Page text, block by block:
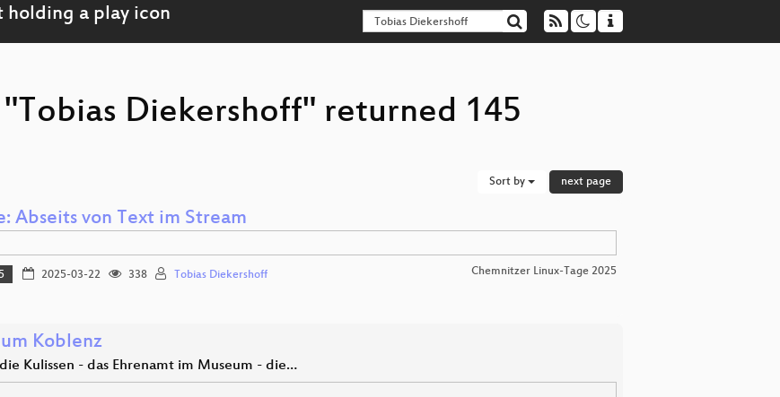
Diekershoff" returned 145
Sort by next page
Abseits von Text im Stream
2025-03-22 338 Tobias Diekershoff Chemnitzer Linux-Tage 2025
Koblenz
Kulissen - das Ehrenamt im Museum - die…